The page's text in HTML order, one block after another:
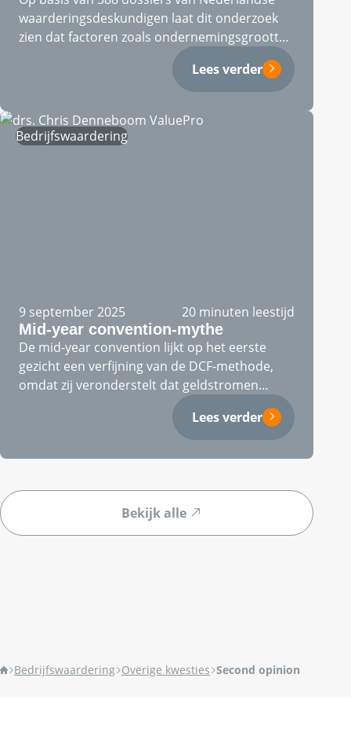
waarderingsdeskundigen laat dit onderzoek
zien dat factoren zoals ondernemingsgrootte,
Lees verder
Bedrijfswaardering
9 september 2025
20 minuten leestijd
Mid-year convention-mythe
De mid-year convention lijkt op het eerste
gezicht een verfijning van de DCF-methode,
omdat zij veronderstelt dat geldstromen
Lees verder
Bekijk alle
Bedrijfswaardering Overige kwesties Second opinion